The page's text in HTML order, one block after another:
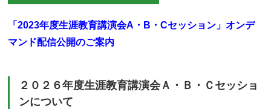
「2023年度生涯教育講演会A・B・Cセッション」オンデ
マンド配信公開のご案内
２０２６年度生涯教育講演会Ａ・Ｂ・Ｃセッショ
ンについて